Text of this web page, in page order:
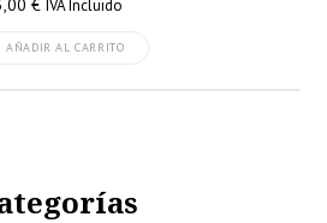
€ IVA Incluido
AÑADIR AL CARRITO